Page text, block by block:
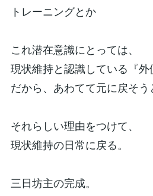
トレーニングとか
これ潜在意識にとっては、
現状維持と認識している『外
だから、あわてて元に戻そう
それらしい理由をつけて、
現状維持の日常に戻る。
三日坊主の完成。